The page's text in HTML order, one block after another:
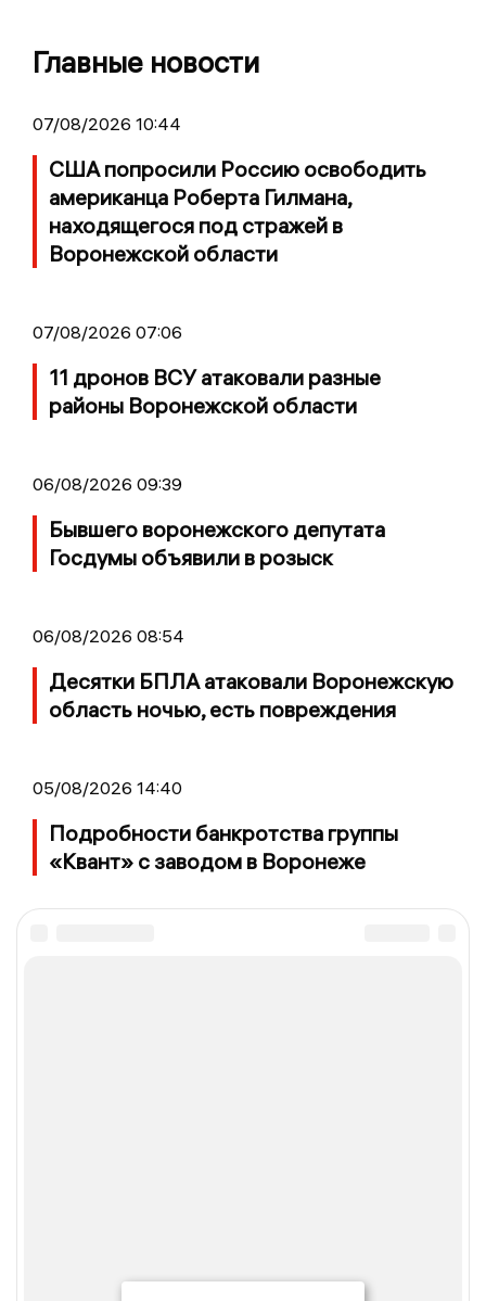
Главные новости
07/08/2026 10:44
США попросили Россию освободить
американца Роберта Гилмана,
находящегося под стражей в
Воронежской области
07/08/2026 07:06
11 дронов ВСУ атаковали разные
районы Воронежской области
06/08/2026 09:39
Бывшего воронежского депутата
Госдумы объявили в розыск
06/08/2026 08:54
Десятки БПЛА атаковали Воронежскую
область ночью, есть повреждения
05/08/2026 14:40
Подробности банкротства группы
«Квант» с заводом в Воронеже